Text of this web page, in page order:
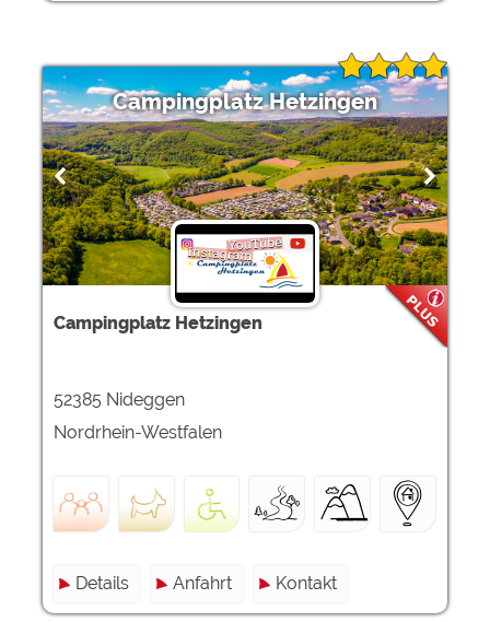
Campingplatz Hetzingen
Campingplatz Hetzingen
52385 Nideggen
Nordrhein-Westfalen
Details Anfahrt Kontakt